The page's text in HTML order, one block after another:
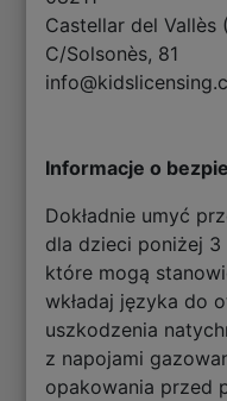
Castellar del Vallès
C/Solsonès, 81
Informacje o
Dokładnie umyć
dla dzieci poniżej 3
które mogą
wkładaj języka do
uszkodzenia
z napojami
opakowania przed